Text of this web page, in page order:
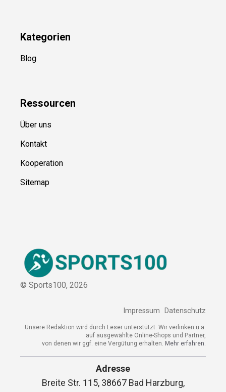
Kategorien
Blog
Ressourcen
Über uns
Kontakt
Kooperation
Sitemap
© Sports100, 2026
Impressum Datenschutz
Unsere Redaktion wird durch Leser unterstützt. Wir verlinken
u.a. auf ausgewählte Online-Shops und Partner,
von denen wir ggf. eine Vergütung erhalten.Mehr erfahren.
Adresse
Breite Str. 115, 38667 Bad Harzburg,